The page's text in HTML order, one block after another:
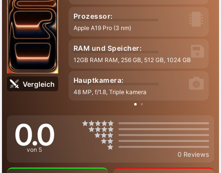
Vergleich
Prozessor:
Apple A19 Pro (3 nm)
RAM und Speicher:
12GB RAM RAM, 256 GB, 512 GB, 1024 GB
Hauptkamera:
48 MP, f/1.8, Triple kamera
0.0
von 5
0 Reviews